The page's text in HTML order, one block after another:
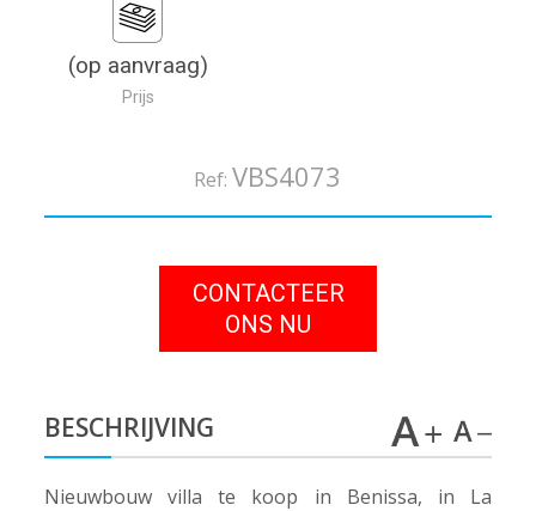
(op aanvraag)
Prijs
Ref:VBS4073
CONTACTEER
ONS NU
BESCHRIJVING
Nieuwbouw villa te koop in Benissa, in La